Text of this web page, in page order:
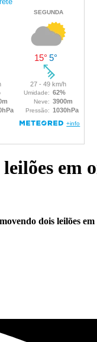
em
dois leilões